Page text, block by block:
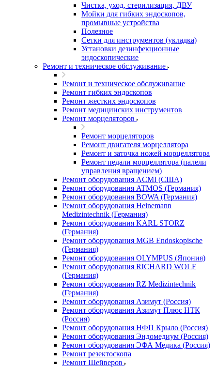
Чистка, уход, стерилизация, ДВУ
Мойки для гибких эндоскопов,
промывные устройства
Полезное
Сетки для инструментов (укладка)
Установки дезинфекционные
эндоскопические
Ремонт и техническое обслуживание
Ремонт и техническое обслуживание
Ремонт гибких эндоскопов
Ремонт жестких эндоскопов
Ремонт медицинских инструментов
Ремонт морцеляторов
Ремонт морцеляторов
Ремонт двигателя морцеллятора
Ремонт и заточка ножей морцеллятора
Ремонт педали морцеллятора (палели
управления вращением)
Ремонт оборудования ACMI (США)
Ремонт оборудования ATMOS (Германия)
Ремонт оборудования BOWA (Германия)
Ремонт оборудования Heinemann
Medizintechnik (Германия)
Ремонт оборудования KARL STORZ
(Германия)
Ремонт оборудования MGB Endoskopische
(Германия)
Ремонт оборудования OLYMPUS (Япония)
Ремонт оборудования RICHARD WOLF
(Германия)
Ремонт оборудования RZ Medizintechnik
(Германия)
Ремонт оборудования Азимут (Россия)
Ремонт оборудования Азимут Плюс НТК
(Россия)
Ремонт оборудования НФП Крыло (Россия)
Ремонт оборудования Эндомедиум (Россия)
Ремонт оборудования ЭФА Медика (Россия)
Ремонт резектоскопа
Ремонт Шейверов